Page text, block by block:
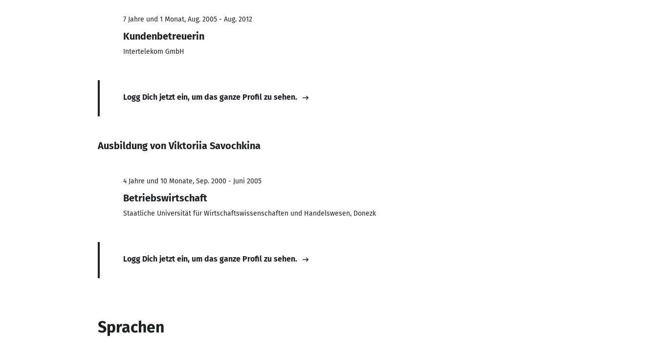
7 Jahre und 1 Monat, Aug. 2005 - Aug. 2012
Kundenbetreuerin
Intertelekom GmbH
Logg Dich jetzt ein, um das ganze Profil zu sehen.
Ausbildung von Viktoriia Savochkina
4 Jahre und 10 Monate, Sep. 2000 - Juni 2005
Betriebswirtschaft
Staatliche Universität für Wirtschaftswissenschaften und Handelswesen, Donezk
Logg Dich jetzt ein, um das ganze Profil zu sehen.
Sprachen